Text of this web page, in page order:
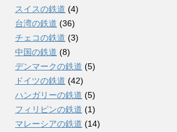
スイスの鉄道 (4)
台湾の鉄道 (36)
チェコの鉄道 (3)
中国の鉄道 (8)
デンマークの鉄道 (5)
ドイツの鉄道 (42)
ハンガリーの鉄道 (5)
フィリピンの鉄道 (1)
マレーシアの鉄道 (14)